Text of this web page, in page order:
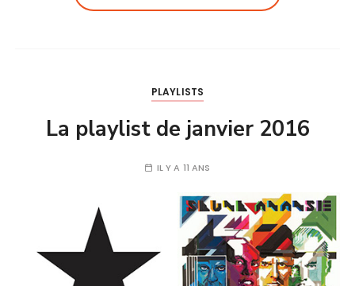
PLAYLISTS
La playlist de janvier 2016
IL Y A 11 ANS